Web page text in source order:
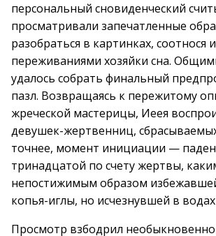
персональный сновиденческий
просматривали запечатленные
разобраться в картинках, соотнося
переживаниями хозяйки сна.
удалось собрать финальный
пазл. Возвращаясь к пережитому
жреческой мастерицы, Иеея
девушек-жертвенниц,
точнее, момент инициации —
тринадцатой по счету жертвы,
непостижимым образом
копья-иглы, но исчезнувшей в
Просмотр взбодрил